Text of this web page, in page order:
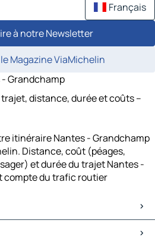
Français
à notre Newsletter
Magazine ViaMichelin
Grandchamp
distance, durée et coûts –
itinéraire Nantes - Grandchamp
Distance, coût (péages,
et durée du trajet Nantes -
compte du trafic routier